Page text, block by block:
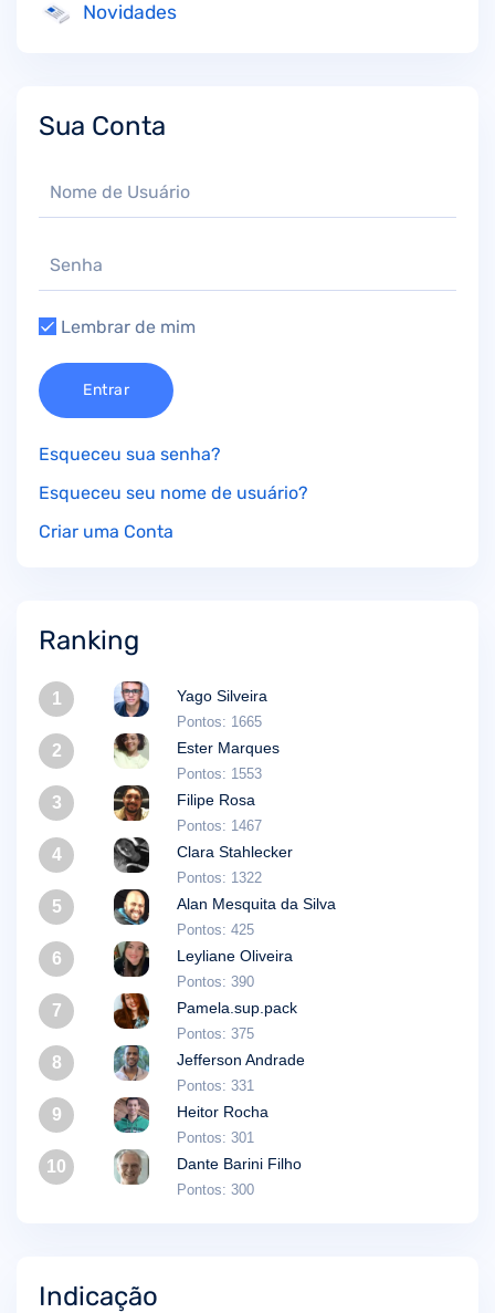
Novidades
Sua Conta
Lembrar de mim
Entrar
Esqueceu sua senha?
Esqueceu seu nome de usuário?
Criar uma Conta
Ranking
1 Yago Silveira
Pontos: 1665
2 Ester Marques
Pontos: 1553
3 Filipe Rosa
Pontos: 1467
4 Clara Stahlecker
Pontos: 1322
5 Alan Mesquita da Silva
Pontos: 425
6 Leyliane Oliveira
Pontos: 390
7 Pamela.sup.pack
Pontos: 375
8 Jefferson Andrade
Pontos: 331
9 Heitor Rocha
Pontos: 301
10 Dante Barini Filho
Pontos: 300
Indicação